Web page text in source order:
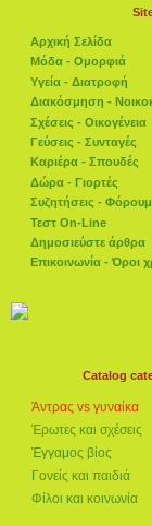
Αρχική Σελίδα
Μόδα - Ομορφιά
Υγεία - Διατροφή
Διακόσμηση -
Σχέσεις - Οικογένεια
Γεύσεις - Συνταγές
Καριέρα - Σπουδές
Δώρα - Γιορτές
Συζητήσεις - Φόρουμ
Τεστ On-Line
Δημοσιεύστε άρθρα
Επικοινωνία - Όροι
Catalog
Άντρας vs γυναίκα
Έρωτες και σχέσεις
Έγγαμος βίος
Γονείς και παιδιά
Φίλοι και κοινωνία